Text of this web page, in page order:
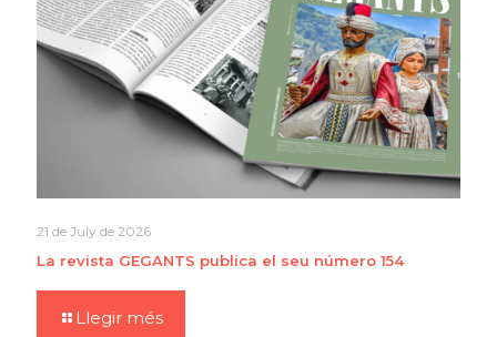
21 de July de 2026
La revista GEGANTS publica el seu número 154
Llegir més